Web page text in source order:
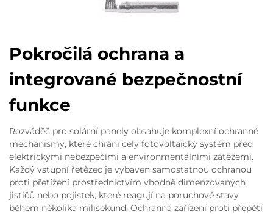
Pokročilá ochrana a
integrované bezpečnostní
funkce
Rozváděč pro solární panely obsahuje komplexní ochranné
mechanismy, které chrání celý fotovoltaický systém před
elektrickými nebezpečími a environmentálními zátěžemi.
Každý vstupní řetězec je vybaven samostatnou ochranou
proti přetížení prostřednictvím vhodně dimenzovaných
jističů nebo pojistek, které reagují na poruchové stavy
během několika milisekund. Ochranná zařízení proti přepětí